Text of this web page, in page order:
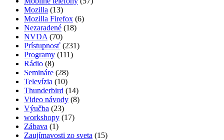
Mozilla (13)
Mozilla Firefox (6)
Nezaradené (18)
NVDA (70)
Prístupnosť (231)
Programy (111)
Rádio (8)
Semináre (28)
Televízia (10)
Thunderbird (14)
Video návody (8)
Výučba (23)
workshopy (17)
Zábava (1)
Zaujímavosti zo sveta (15)